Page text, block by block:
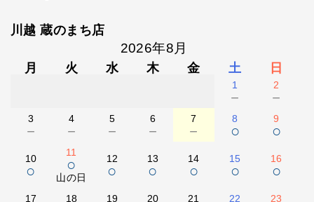
川越 蔵のまち店
2026年8月
月 火 水 木 金 土 日
1
－
2
－
3
－
4
－
5
－
6
－
7
－
8
○
9
○
10
○
11
○
山の日
12
○
13
○
14
○
15
○
16
○
17 18 19 20 21 22 23